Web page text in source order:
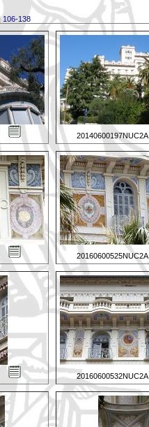
106-138
20140600197NUC2A
20160600525NUC2A
20160600532NUC2A